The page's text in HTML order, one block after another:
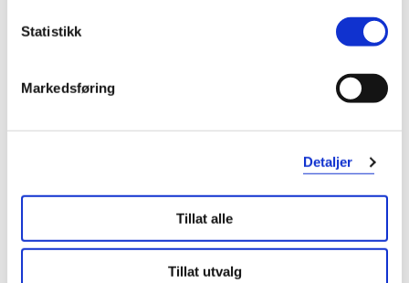
Statistikk
Markedsføring
Detaljer
Tillat alle
Tillat utvalg